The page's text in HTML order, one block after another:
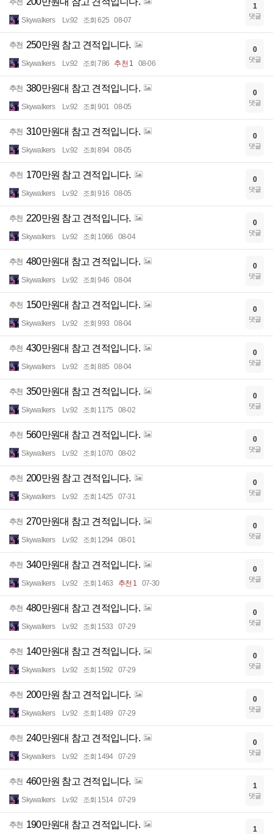
추천
Skywalkers Lv.92 조회 625 08-07
1
댓글
추천 250만원 참고 견적입니다.
Skywalkers Lv.92 조회 786 추천 1 08-06
0
댓글
추천 380만원대 참고 견적입니다.
Skywalkers Lv.92 조회 901 08-05
0
댓글
추천 310만원대 참고 견적입니다.
Skywalkers Lv.92 조회 894 08-05
0
댓글
추천 170만원 참고 견적입니다.
Skywalkers Lv.92 조회 916 08-05
0
댓글
추천 220만원 참고 견적입니다.
Skywalkers Lv.92 조회 1066 08-04
0
댓글
추천 480만원대 참고 견적입니다.
Skywalkers Lv.92 조회 946 08-04
0
댓글
추천 150만원대 참고 견적입니다.
Skywalkers Lv.92 조회 993 08-04
0
댓글
추천 430만원대 참고 견적입니다.
Skywalkers Lv.92 조회 885 08-04
0
댓글
추천 350만원대 참고 견적입니다.
Skywalkers Lv.92 조회 1175 08-02
0
댓글
추천 560만원대 참고 견적입니다.
Skywalkers Lv.92 조회 1070 08-02
0
댓글
추천 200만원 참고 견적입니다.
Skywalkers Lv.92 조회 1425 07-31
0
댓글
추천 270만원대 참고 견적입니다.
Skywalkers Lv.92 조회 1294 08-01
0
댓글
추천 340만원대 참고 견적입니다.
Skywalkers Lv.92 조회 1463 추천 1 07-30
0
댓글
추천 480만원대 참고 견적입니다.
Skywalkers Lv.92 조회 1533 07-29
0
댓글
추천 140만원대 참고 견적입니다.
Skywalkers Lv.92 조회 1592 07-29
0
댓글
추천 200만원 참고 견적입니다.
Skywalkers Lv.92 조회 1489 07-29
0
댓글
추천 240만원대 참고 견적입니다.
Skywalkers Lv.92 조회 1494 07-29
0
댓글
추천 460만원 참고 견적입니다.
Skywalkers Lv.92 조회 1514 07-29
1
댓글
추천 190만원대 참고 견적입니다. 1